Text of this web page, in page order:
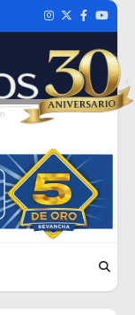
Instagram
TwitterFacebook